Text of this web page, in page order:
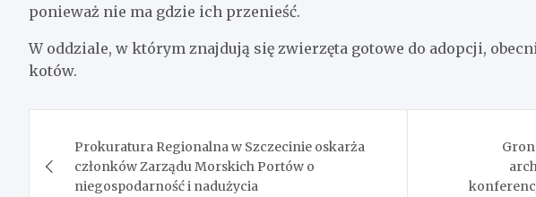
ponieważ nie ma gdzie ich przenieść.
W oddziale, w którym znajdują się zwierzęta gotowe do adopcji,
kotów.
wpisu
Prokuratura Regionalna w Szczecinie oskarża
członków Zarządu Morskich Portów o
niegospodarność i nadużycia